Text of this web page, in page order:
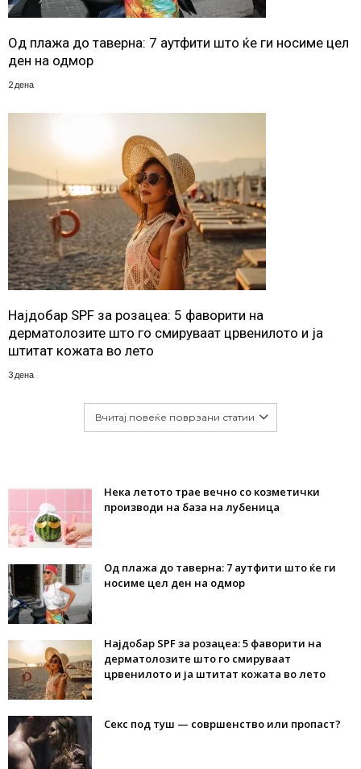
Од плажа до таверна: 7 аутфити што ќе ги носиме цел
ден на одмор
2 дена
Најдобар SPF за розацеа: 5 фаворити на
дерматолозите што го смируваат црвенилото и ја
штитат кожата во лето
3 дена
Вчитај повеќе поврзани статии
Нека летото трае вечно со козметички
производи на база на лубеница
Од плажа до таверна: 7 аутфити што ќе ги
носиме цел ден на одмор
Најдобар SPF за розацеа: 5 фаворити на
дерматолозите што го смируваат
црвенилото и ја штитат кожата во лето
Секс под туш — совршенство или пропаст?